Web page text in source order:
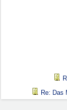
Re: Das